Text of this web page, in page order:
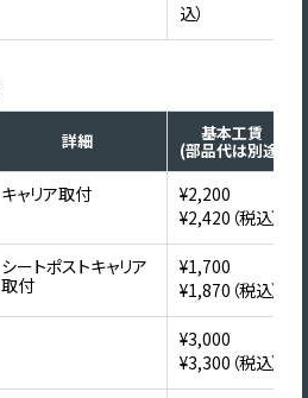
込）
詳細 基本工賃
(部品代は別途)
キャリア取付
¥2,200
¥2,420（税込）
シートポストキャリア
取付
¥1,700
¥1,870（税込）
¥3,000
¥3,300（税込）